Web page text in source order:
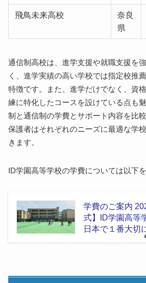
飛鳥未来高校
奈良
県
通信制高校は、進学支援や就職支援を
く、進学実績の高い学校では指定校推
特徴です。また、進学だけでなく、資
練に特化したコースを設けている点も
制と通信制の学費とサポート内容を比
保護者はそれぞれのニーズに最適な学
きます。
ID学園高等学校の学費については以下
学費のご案内
式】ID学園高等
日本で１番大切